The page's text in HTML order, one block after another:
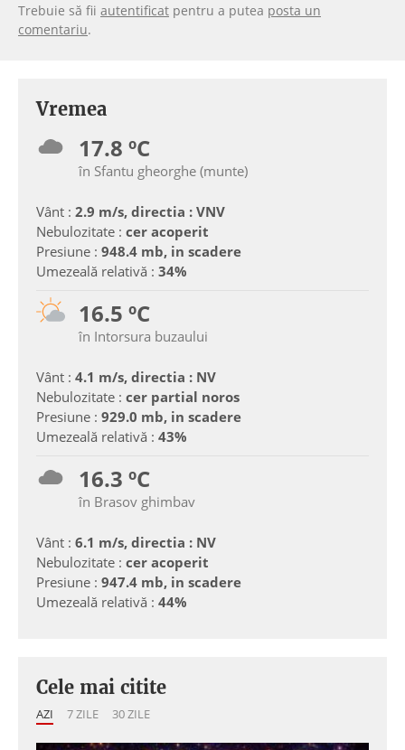
Trebuie să fii autentificat pentru a putea posta un
comentariu.
Vremea
17.8 ºC
în Sfantu gheorghe (munte)
Vânt : 2.9 m/s, directia : VNV
Nebulozitate : cer acoperit
Presiune : 948.4 mb, in scadere
Umezeală relativă : 34%
16.5 ºC
în Intorsura buzaului
Vânt : 4.1 m/s, directia : NV
Nebulozitate : cer partial noros
Presiune : 929.0 mb, in scadere
Umezeală relativă : 43%
16.3 ºC
în Brasov ghimbav
Vânt : 6.1 m/s, directia : NV
Nebulozitate : cer acoperit
Presiune : 947.4 mb, in scadere
Umezeală relativă : 44%
Cele mai citite
AZI 7 ZILE 30 ZILE